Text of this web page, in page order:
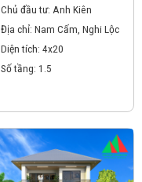
Chủ đầu tư: Anh Kiên
Địa chỉ: Nam Cấm, Nghi Lộc
Diện tích: 4x20
Số tầng: 1.5